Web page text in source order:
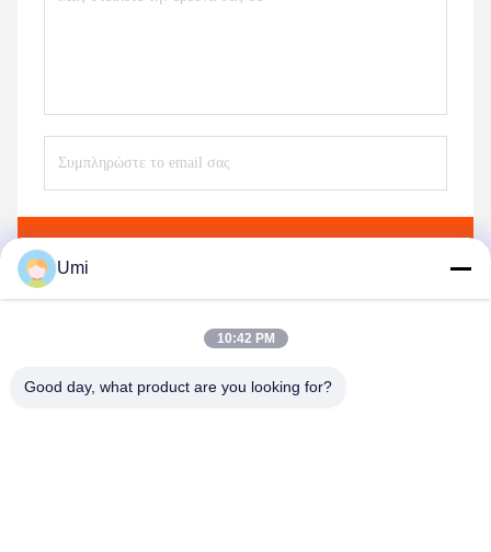
Umi
10:42 PM
Good day, what product are you looking for?